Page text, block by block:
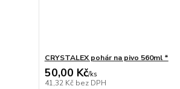
CRYSTALEX pohár na pivo 560ml *
50,00 Kč/ks
41,32 Kč bez DPH